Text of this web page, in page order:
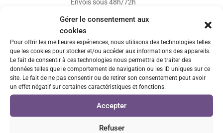
Gérer le consentement aux
cookies
Pour offrir les meilleures expériences, nous utilisons des technologies telles
que les cookies pour stocker et/ou accéder aux informations des appareils.
Le fait de consentir à ces technologies nous permettra de traiter des
données telles que le comportement de navigation ou les ID uniques sur ce
site. Le fait de ne pas consentir ou de retirer son consentement peut avoir
un effet négatif sur certaines caractéristiques et fonctions.
Accepter
Refuser
Envois sous 48h/72h
Retrait GRATUIT sur Vénissieux
sur rendez-vous
Service client réactif
Réponse sous 24h
Satisfait ou remboursé*
voir conditions